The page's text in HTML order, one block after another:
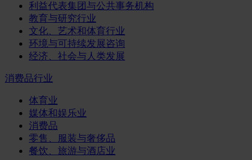
利益代表集团与公共事务机构
教育与研究行业
文化、艺术和体育行业
环境与可持续发展咨询
经济、社会与人类发展
消费品行业
体育业
媒体和娱乐业
消费品
零售、服装与奢侈品
餐饮、旅游与酒店业